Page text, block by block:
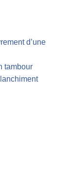
d’une
tambour